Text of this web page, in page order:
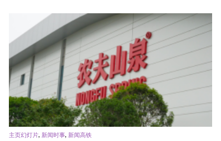
主页幻灯片, 新闻时事, 新闻高铁